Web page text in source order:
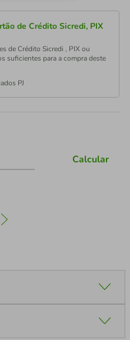
de Crédito Sicredi, PIX
de Crédito Sicredi , PIX ou
suficientes para a compra deste
PJ
Calcular